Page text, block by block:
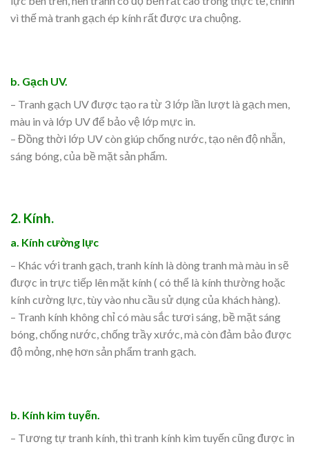
vì thế mà tranh gạch ép kính rất được ưa chuộng.
b. Gạch UV.
– Tranh gạch UV được tạo ra từ 3 lớp lần lượt là gạch men,
màu in và lớp UV để bảo vệ lớp mực in.
– Đồng thời lớp UV còn giúp chống nước, tạo nên độ nhẵn,
sáng bóng, của bề mặt sản phẩm.
2. Kính.
a. Kính cường lực
– Khác với tranh gạch, tranh kính là dòng tranh mà màu in sẽ
được in trực tiếp lên mặt kính ( có thể là kính thường hoặc
kính cường lực, tùy vào nhu cầu sử dụng của khách hàng).
– Tranh kính không chỉ có màu sắc tươi sáng, bề mặt sáng
bóng, chống nước, chống trầy xước, mà còn đảm bảo được
độ mỏng, nhẹ hơn sản phẩm tranh gạch.
b. Kính kim tuyến.
– Tương tự tranh kính, thì tranh kính kim tuyến cũng được in